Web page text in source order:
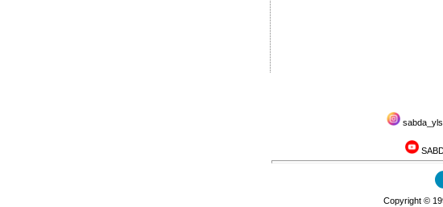
Copyright©